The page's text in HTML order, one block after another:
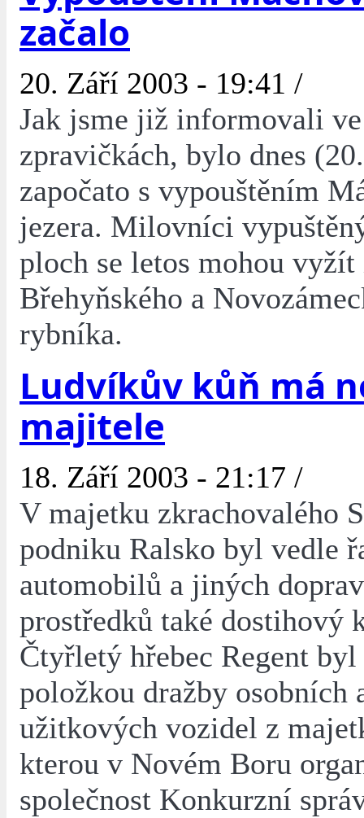
začalo
20. Září 2003 - 19:41 /
Jak jsme již informovali ve
zpravičkách, bylo dnes
započato s vypouštěním
jezera. Milovníci
ploch se letos mohou
Břehyňského a
rybníka.
Ludvíkův kůň má
majitele
18. Září 2003 - 21:17 /
V majetku zkrachovalého
podniku Ralsko byl vedle
automobilů a jiných
prostředků také dostihový
Čtyřletý hřebec Regent byl
položkou dražby osobních
užitkových vozidel z
kterou v Novém Boru
společnost Konkurzní